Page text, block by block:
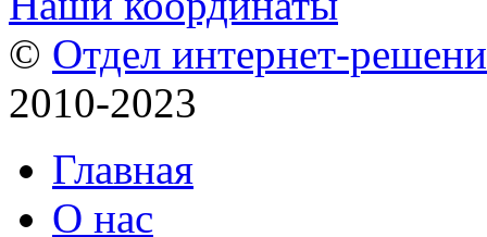
© Отдел интернет-
2010-2023
Главная
О нас